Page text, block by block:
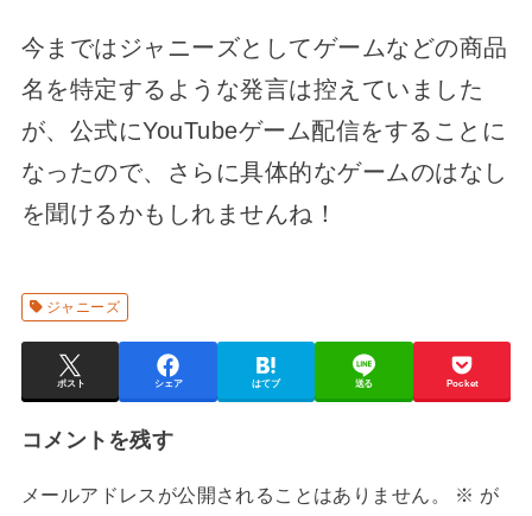
今まではジャニーズとしてゲームなどの商品
名を特定するような発言は控えていました
が、公式にYouTubeゲーム配信をすることに
なったので、さらに具体的なゲームのはなし
を聞けるかもしれませんね！
ジャニーズ
ポスト シェア はてブ 送る Pocket
コメントを残す
メールアドレスが公開されることはありません。 ※ が